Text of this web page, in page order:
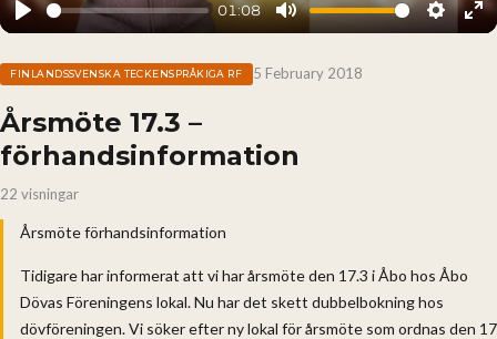
Play
01:08
Mute
FINLANDSSVENSKA TECKENSPRÅKIGA RF 5 February 2018
Årsmöte 17.3 –
förhandsinformation
22 visningar
Årsmöte förhandsinformation
Tidigare har informerat att vi har årsmöte den 17.3 i Åbo hos Åbo
Dövas Föreningens lokal. Nu har det skett dubbelbokning hos
dövföreningen. Vi söker efter ny lokal för årsmöte som ordnas den 17